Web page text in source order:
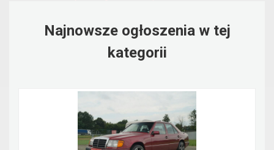
Najnowsze ogłoszenia w tej
kategorii